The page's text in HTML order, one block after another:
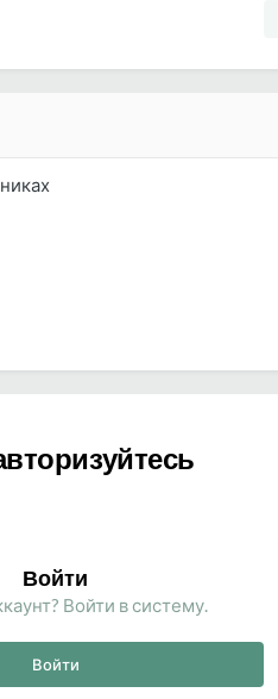
Войти
Войти в систему.
Войти